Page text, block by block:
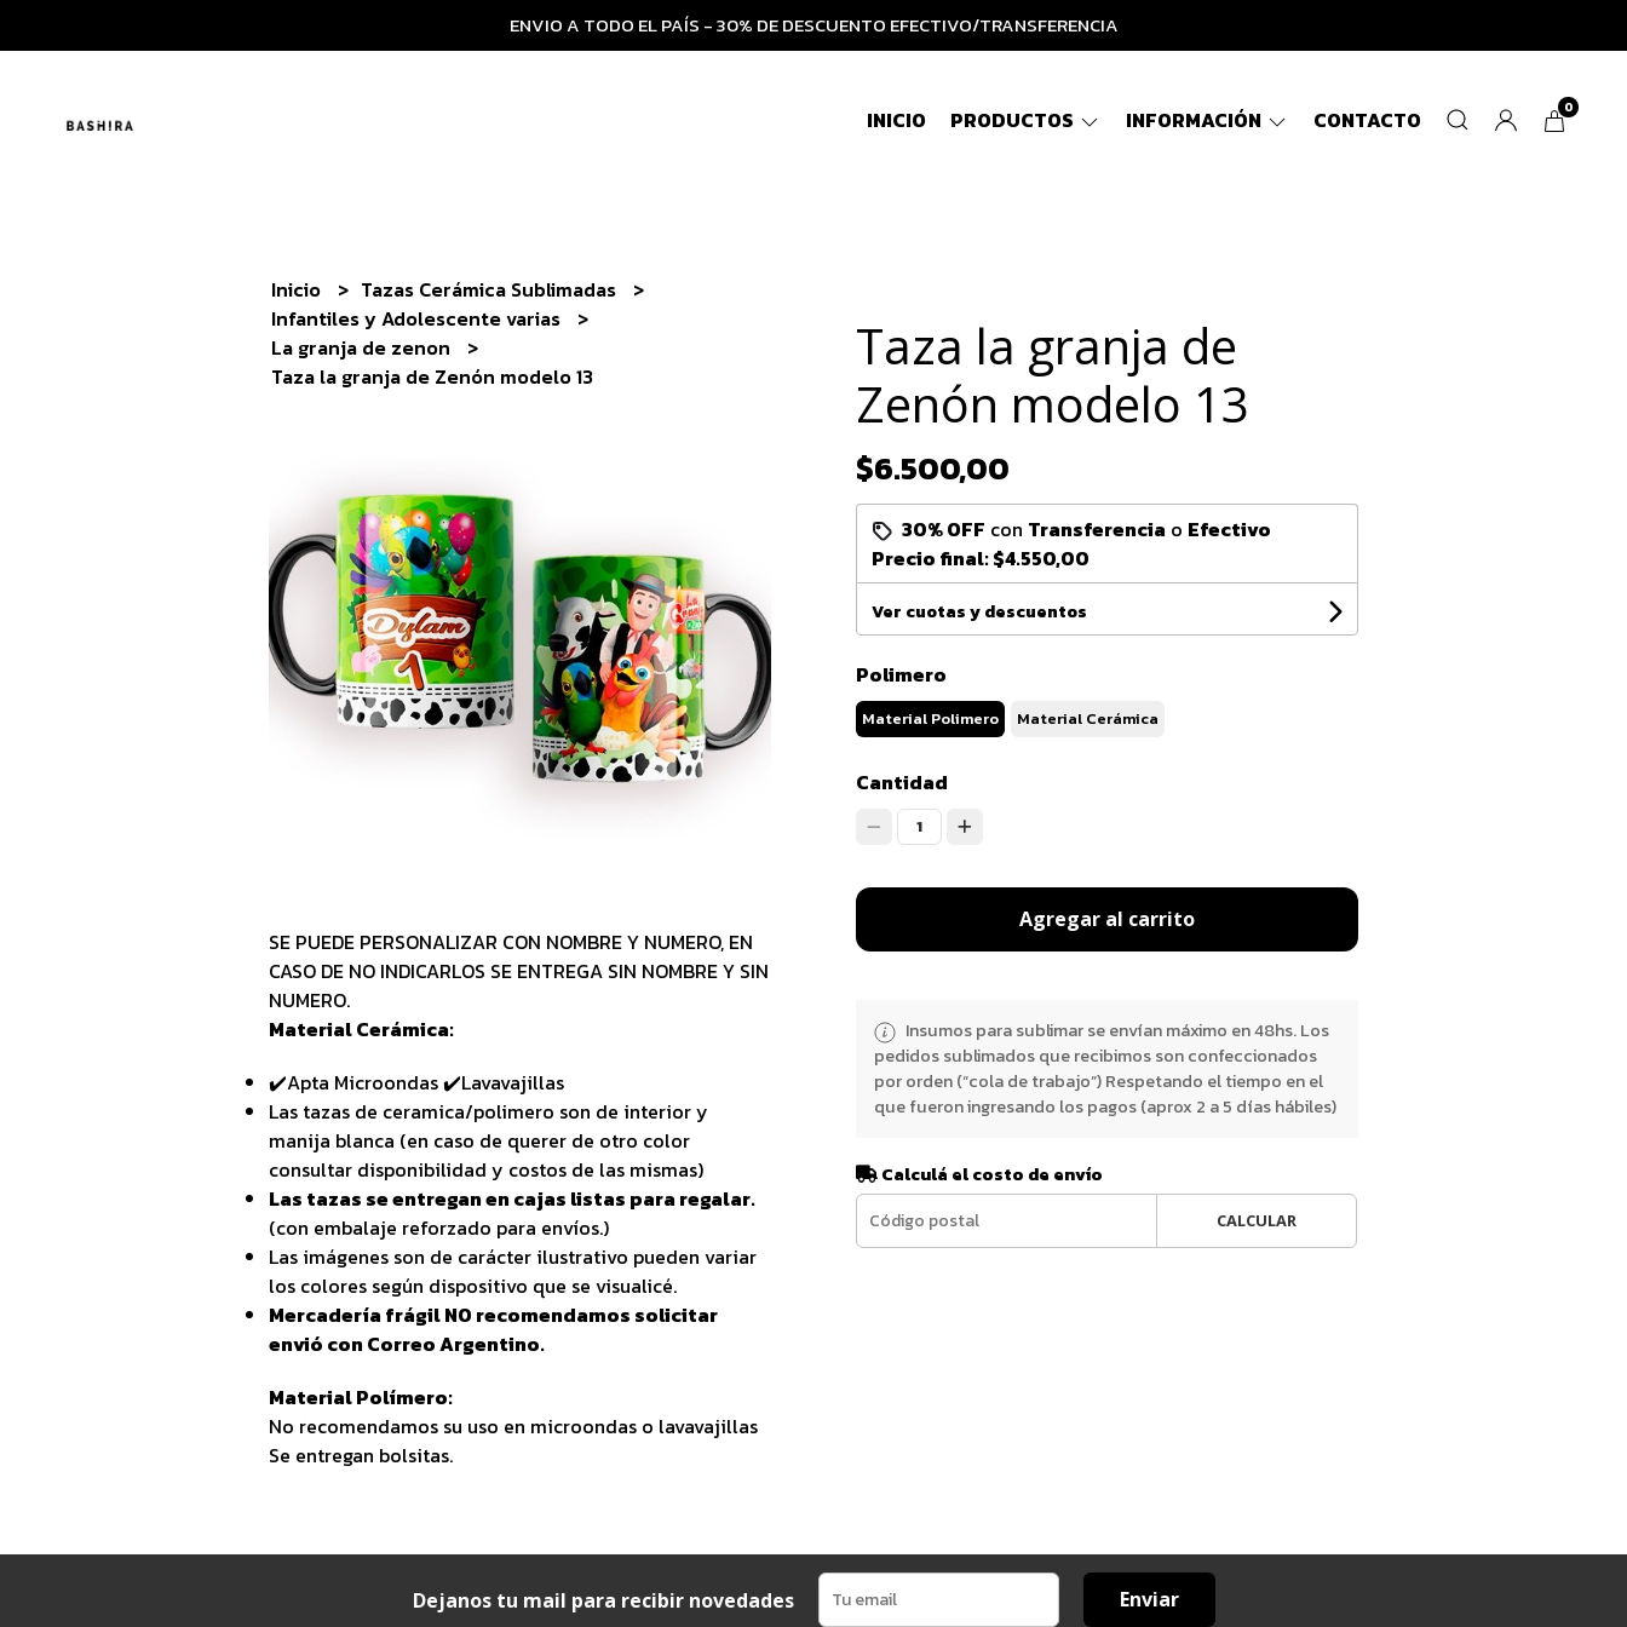
ENVIO A TODO EL PAÍS - 30% DE DESCUENTO EFECTIVO/TRANSFERENCIA
INICIO PRODUCTOS INFORMACIÓN CONTACTO 0
Inicio
Tazas Cerámica Sublimadas
Infantiles y Adolescente varias
La granja de zenon
Taza la granja de Zenón modelo 13
SE PUEDE PERSONALIZAR CON NOMBRE Y NUMERO, EN
CASO DE NO INDICARLOS SE ENTREGA SIN NOMBRE Y SIN
NUMERO.
Material Cerámica:
✔️Apta Microondas ✔️Lavavajillas
Las tazas de ceramica/polimero son de interior y
manija blanca (en caso de querer de otro color
consultar disponibilidad y costos de las mismas)
Las tazas se entregan en cajas listas para regalar.
(con embalaje reforzado para envíos.)
Las imágenes son de carácter ilustrativo pueden variar
los colores según dispositivo que se visualicé.
Mercadería frágil NO recomendamos solicitar
envió con Correo Argentino.
Material Polímero:
No recomendamos su uso en microondas o lavavajillas
Se entregan bolsitas.
Taza la granja de
Zenón modelo 13
$6.500,00
30% OFF con Transferencia o Efectivo
Precio final:$4.550,00
Ver cuotas y descuentos
Polimero
Material Polimero Material Cerámica
Cantidad
1
Agregar al carrito
Insumos para sublimar se envían máximo en 48hs. Los
pedidos sublimados que recibimos son confeccionados
por orden (“cola de trabajo”) Respetando el tiempo en el
que fueron ingresando los pagos (aprox 2 a 5 días hábiles)
Calculá el costo de envío
CALCULAR
Dejanos tu mail para recibir novedades Enviar